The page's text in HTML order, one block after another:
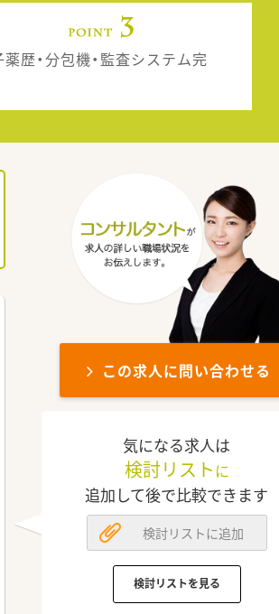
薬歴・分包機・監査システム完
この求人に問い合わせる
気になる求人は
検討リスト に
追加して後で比較できます
検討リストに追加
検討リストを見る